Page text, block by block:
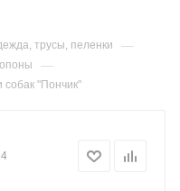
трусы, пеленки —
—
"Пончик"